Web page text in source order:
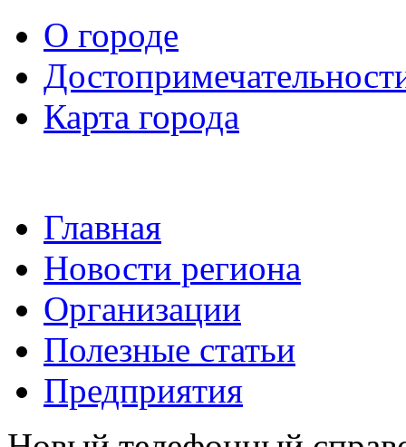
О городе
Карта города
Главная
Новости региона
Организации
Полезные статьи
Предприятия